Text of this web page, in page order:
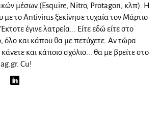
μέσων (Esquire, Nitro, Protagon, κλπ). Η
με το Antivirus ξεκίνησε τυχαία τον Μάρτιο
έγινε λατρεία... Είτε εδώ είτε στο
όλο και κάπου θα με πετύχετε. Αν τώρα
κάνετε και κάποιο σχόλιο... θα με βρείτε στο
. Cu!